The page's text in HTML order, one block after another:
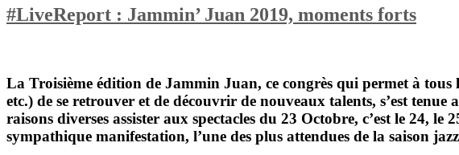
#LiveReport : Jammin’ Juan 2019, moments forts
La Troisième édition de Jammin Juan, ce congrès qui permet à
etc.) de se retrouver et de découvrir de nouveaux talents, s’est tenue
raisons diverses assister aux spectacles du 23 Octobre, c’est le 24,
sympathique manifestation, l’une des plus attendues de la saison